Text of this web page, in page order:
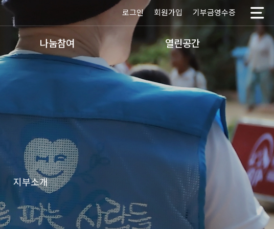
나눔참여 열린공간
로그인 회원가입 기부금영수증
지부소개